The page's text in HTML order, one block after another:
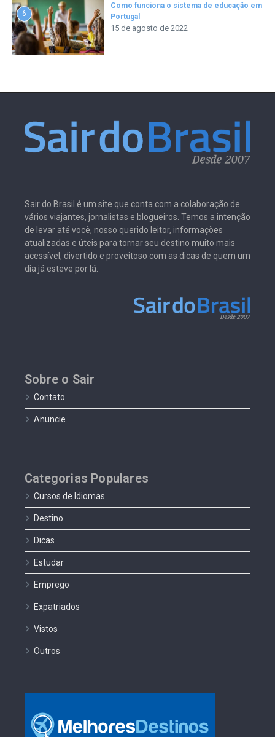
6
Como funciona o sistema de educação em
Portugal
15 de agosto de 2022
Sair do Brasil é um site que conta com a colaboração de
vários viajantes, jornalistas e blogueiros. Temos a intenção
de levar até você, nosso querido leitor, informações
atualizadas e úteis para tornar seu destino muito mais
acessível, divertido e proveitoso com as dicas de quem um
dia já esteve por lá.
Sobre o Sair
Contato
Anuncie
Categorias Populares
Cursos de Idiomas
Destino
Dicas
Estudar
Emprego
Expatriados
Vistos
Outros